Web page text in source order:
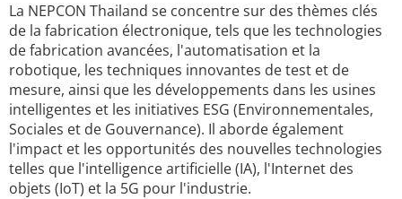
La NEPCON Thailand se concentre sur des thèmes clés
de la fabrication électronique, tels que les technologies
de fabrication avancées, l'automatisation et la
robotique, les techniques innovantes de test et de
mesure, ainsi que les développements dans les usines
intelligentes et les initiatives ESG (Environnementales,
Sociales et de Gouvernance). Il aborde également
l'impact et les opportunités des nouvelles technologies
telles que l'intelligence artificielle (IA), l'Internet des
objets (IoT) et la 5G pour l'industrie.